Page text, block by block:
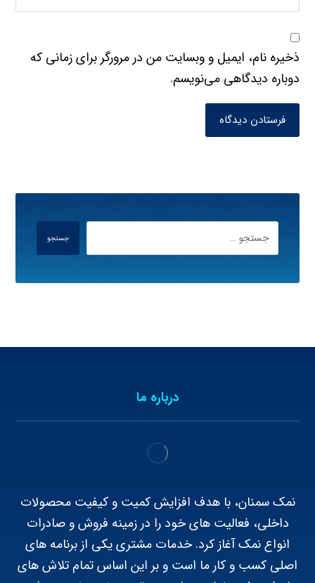
ذخیره نام، ایمیل و وبسایت من در مرورگر برای زمانی که
دوباره دیدگاهی می‌نویسم.
فرستادن دیدگاه
جستجو
درباره ما
نمک سمنان، با هدف افزایش کمیت و کیفیت محصولات
داخلی، فعالیت های خود را در زمینه فروش و صادرات
انواع نمک آغاز کرد. خدمات مشتری یکی از برنامه های
اصلی کسب و کار ما است و بر این اساس تمام تلاش های